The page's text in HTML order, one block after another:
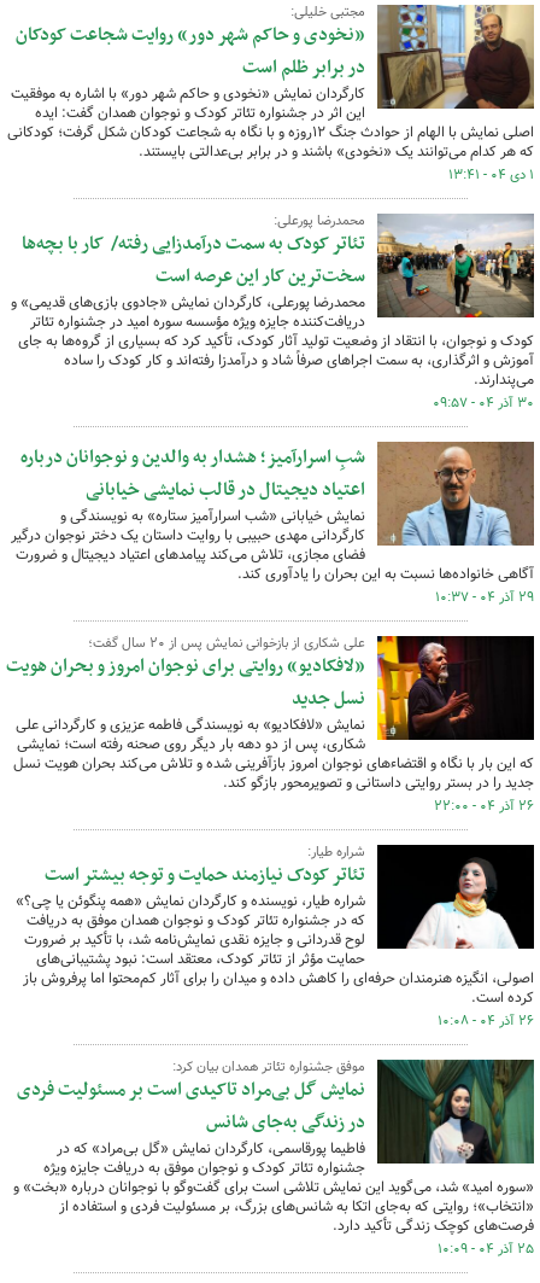
مجتبی خلیلی:
«نخودی و حاکم شهر دور» روایت شجاعت کودکان
در برابر ظلم است
کارگردان نمایش «نخودی و حاکم شهر دور» با اشاره به موفقیت
این اثر در جشنواره تئاتر کودک و نوجوان همدان گفت: ایده
اصلی نمایش با الهام از حوادث جنگ ۱۲روزه و با نگاه به شجاعت کودکان شکل گرفت؛ کودکانی
که هر کدام می‌توانند یک «نخودی» باشند و در برابر بی‌عدالتی بایستند.
۱ دی ۰۴ - ۱۳:۴۱
محمدرضا پورعلی:
تئاتر کودک به سمت درآمدزایی رفته/ کار با بچه‌ها
سخت‌ترین کار این عرصه است
محمدرضا پورعلی، کارگردان نمایش «جادوی بازی‌های قدیمی» و
دریافت‌کننده جایزه ویژه مؤسسه سوره امید در جشنواره تئاتر
کودک و نوجوان، با انتقاد از وضعیت تولید آثار کودک، تأکید کرد که بسیاری از گروه‌ها به جای
آموزش و اثرگذاری، به سمت اجراهای صرفاً شاد و درآمدزا رفته‌اند و کار کودک را ساده
می‌پندارند.
۳۰ آذر ۰۴ - ۰۹:۵۷
شبِ اسرارآمیز؛ هشدار به والدین و نوجوانان درباره
اعتیاد دیجیتال در قالب نمایشی خیابانی
نمایش خیابانی «شب اسرارآمیز ستاره» به نویسندگی و
کارگردانی مهدی حبیبی با روایت داستان یک دختر نوجوان درگیر
فضای مجازی، تلاش می‌کند پیامدهای اعتیاد دیجیتال و ضرورت
آگاهی خانواده‌ها نسبت به این بحران را یادآوری کند.
۲۹ آذر ۰۴ - ۱۰:۳۷
علی شکاری از بازخوانی نمایش پس از ۲۰ سال گفت؛
«لافکادیو» روایتی برای نوجوان امروز و بحران هویت
نسل جدید
نمایش «لافکادیو» به نویسندگی فاطمه عزیزی و کارگردانی علی
شکاری، پس از دو دهه بار دیگر روی صحنه رفته است؛ نمایشی
که این بار با نگاه و اقتضاءهای نوجوان امروز بازآفرینی شده و تلاش می‌کند بحران هویت نسل
جدید را در بستر روایتی داستانی و تصویرمحور بازگو کند.
۲۶ آذر ۰۴ - ۲۲:۰۰
شراره طیار:
تئاتر کودک نیازمند حمایت و توجه بیشتر است
شراره طیار، نویسنده و کارگردان نمایش «همه پنگوئن یا چی؟»
که در جشنواره تئاتر کودک و نوجوان همدان موفق به دریافت
لوح قدردانی و جایزه نقدی نمایش‌نامه شد، با تأکید بر ضرورت
حمایت مؤثر از تئاتر کودک، معتقد است: نبود پشتیبانی‌های
اصولی، انگیزه هنرمندان حرفه‌ای را کاهش داده و میدان را برای آثار کم‌محتوا اما پرفروش باز
کرده است.
۲۶ آذر ۰۴ - ۱۰:۰۸
موفق جشنواره تئاتر همدان بیان کرد:
نمایش گل بی‌مراد تاکیدی است بر مسئولیت فردی
در زندگی به‌جای شانس
فاطیما پورقاسمی، کارگردان نمایش «گل بی‌مراد» که در
جشنواره تئاتر کودک و نوجوان موفق به دریافت جایزه ویژه
«سوره امید» شد، می‌گوید این نمایش تلاشی است برای گفت‌وگو با نوجوانان درباره «بخت» و
«انتخاب»؛ روایتی که به‌جای اتکا به شانس‌های بزرگ، بر مسئولیت فردی و استفاده از
فرصت‌های کوچک زندگی تأکید دارد.
۲۵ آذر ۰۴ - ۱۰:۰۹